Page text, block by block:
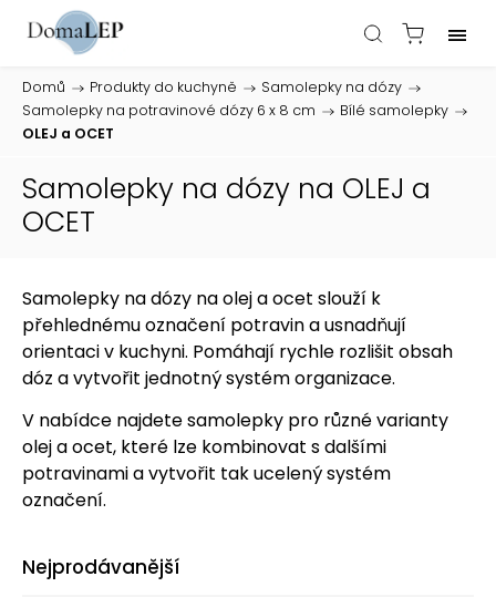
Domů / Produkty do kuchyně / Samolepky na dózy /
Samolepky na potravinové dózy 6 x 8 cm / Bílé samolepky /
OLEJ a OCET
Samolepky na dózy na OLEJ a
OCET
Samolepky na dózy na olej a ocet slouží k
přehlednému označení potravin a usnadňují
orientaci v kuchyni. Pomáhají rychle rozlišit obsah
dóz a vytvořit jednotný systém organizace.
V nabídce najdete samolepky pro různé varianty
olej a ocet, které lze kombinovat s dalšími
potravinami a vytvořit tak ucelený systém
označení.
Nejprodávanější